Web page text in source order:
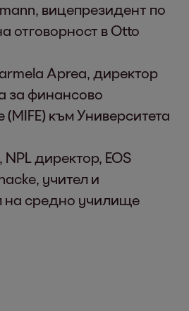
вицепрезидент по
отговорност в Otto
Aprea, директор
за финансово
към Университета
NPL директор, EOS
учител и
на средно училище